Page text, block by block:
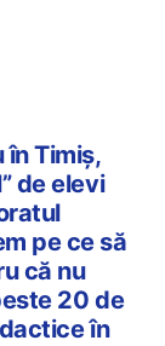
în Timiș,
de elevi
pe ce să
că nu
20 de
în